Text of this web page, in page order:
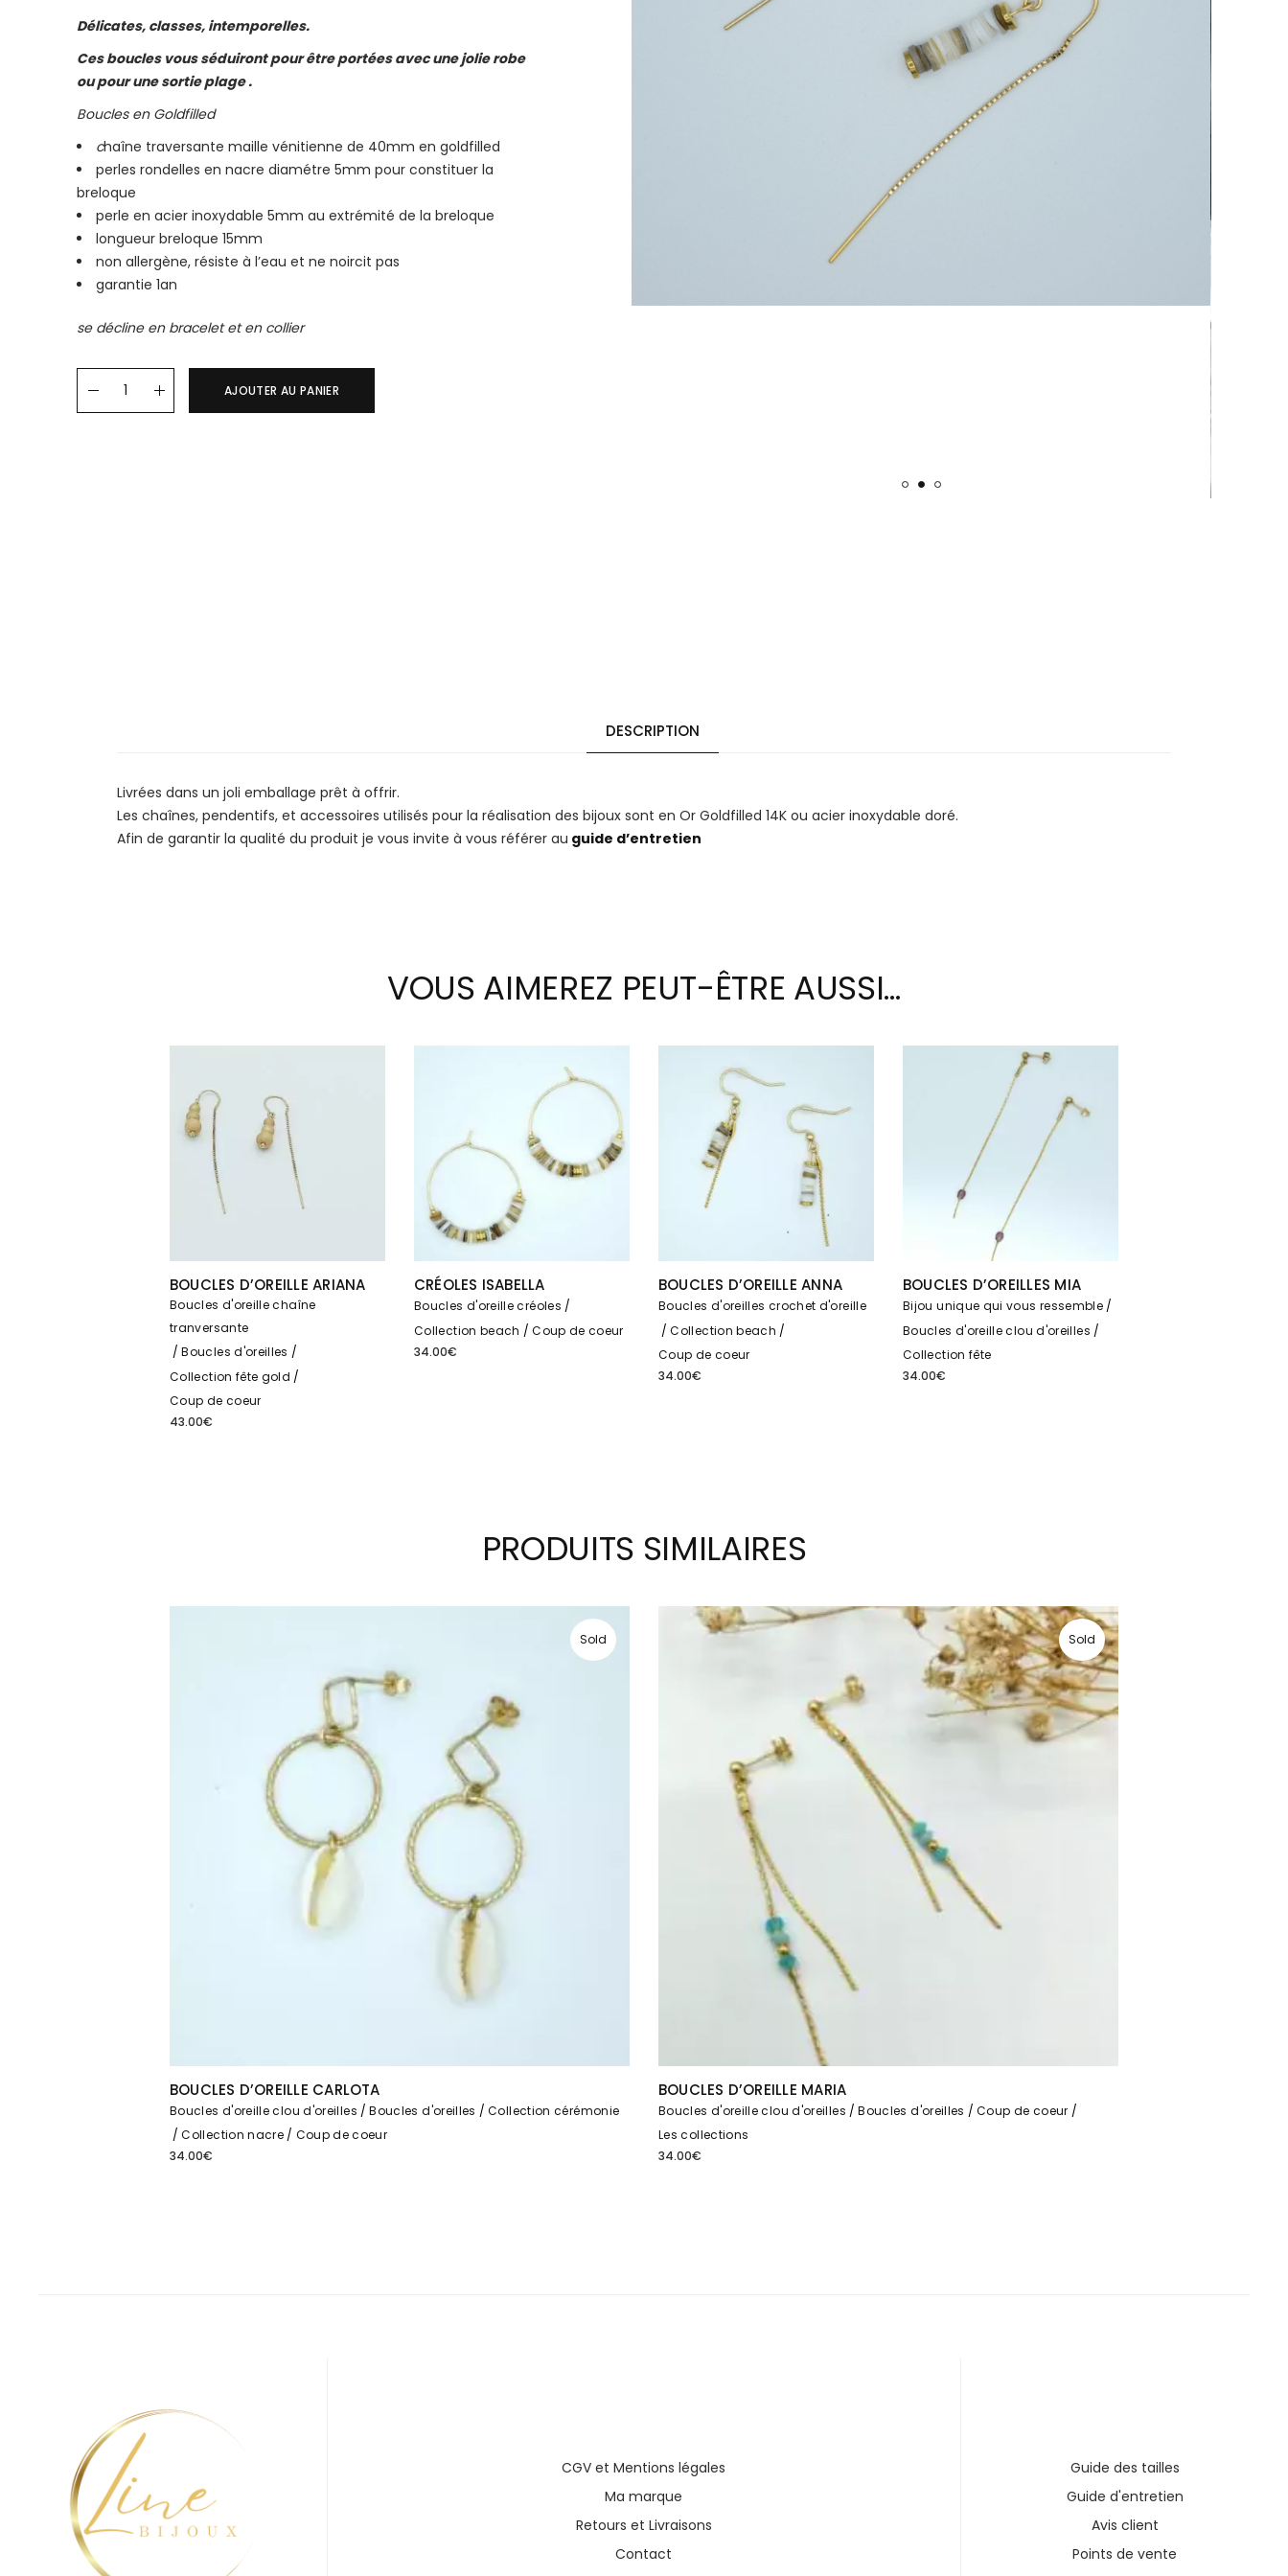
Délicates, classes, intemporelles.
Ces boucles vous séduiront pour être portées avec une jolie robe
ou pour une sortie plage.
Boucles en Goldfilled
chaîne traversante maille vénitienne de 40mm en goldfilled
perles rondelles en nacre diamétre 5mm pour constituer la
breloque
perle en acier inoxydable 5mm au extrémité de la breloque
longueur breloque 15mm
non allergène, résiste à l’eau et ne noircit pas
garantie 1an
se décline en bracelet et en collier
Boucles d'oreille EVA quantity
AJOUTER AU PANIER
DESCRIPTION
Livrées dans un joli emballage prêt à offrir.
Les chaînes, pendentifs, et accessoires utilisés pour la réalisation des bijoux sont en Or Goldfilled 14K ou acier inoxydable doré.
Afin de garantir la qualité du produit je vous invite à vous référer au guide d’entretien
VOUS AIMEREZ PEUT-ÊTRE AUSSI…
BOUCLES D’OREILLE ARIANA
Boucles d'oreille chaîne
tranversante
Boucles d'oreilles
Collection fête gold
Coup de coeur
43.00€
CRÉOLES ISABELLA
Boucles d'oreille créoles
Collection beach
Coup de coeur
34.00€
BOUCLES D’OREILLE ANNA
Boucles d'oreilles crochet d'oreille
Collection beach
Coup de coeur
34.00€
BOUCLES D’OREILLES MIA
Bijou unique qui vous ressemble
Boucles d'oreille clou d'oreilles
Collection fête
34.00€
PRODUITS SIMILAIRES
Sold
BOUCLES D’OREILLE CARLOTA
Boucles d'oreille clou d'oreilles Boucles d'oreilles
Collection cérémonie
Collection nacre
Coup de coeur
34.00€
Sold
BOUCLES D’OREILLE MARIA
Boucles d'oreille clou d'oreilles Boucles d'oreilles
Coup de coeur
Les collections
34.00€
CGV etMentions légales
Ma marque
Retours et Livraisons
Contact
Guide des tailles
Guide d'entretien
Avis client
Points de vente